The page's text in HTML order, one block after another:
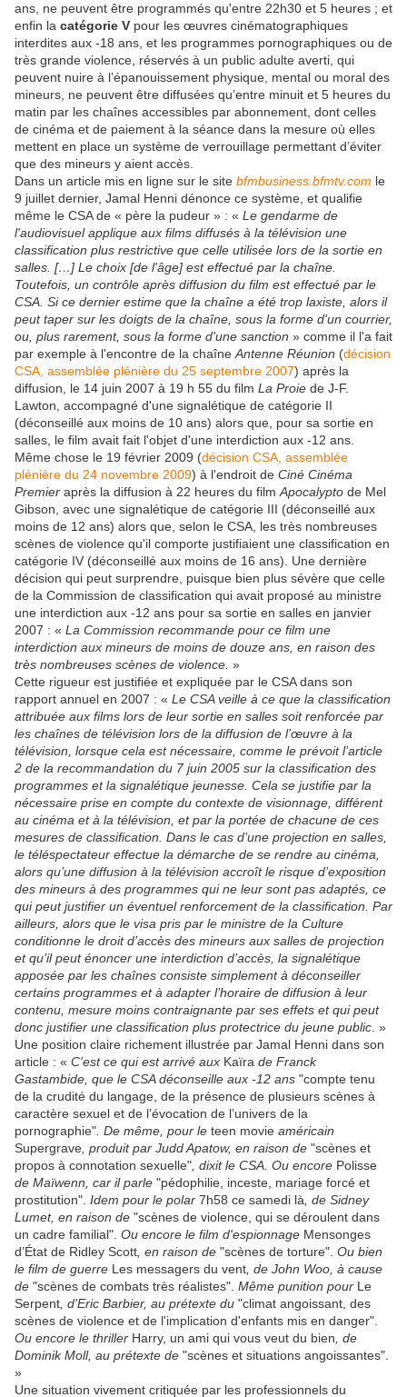
ans, ne peuvent être programmés qu'entre 22h30 et 5 heures ; et
enfin la catégorie V pour les œuvres cinématographiques
interdites aux -18 ans, et les programmes pornographiques ou de
très grande violence, réservés à un public adulte averti, qui
peuvent nuire à l’épanouissement physique, mental ou moral des
mineurs, ne peuvent être diffusées qu’entre minuit et 5 heures du
matin par les chaînes accessibles par abonnement, dont celles
de cinéma et de paiement à la séance dans la mesure où elles
mettent en place un système de verrouillage permettant d’éviter
que des mineurs y aient accès.
Dans un article mis en ligne sur le site bfmbusiness.bfmtv.com le
9 juillet dernier, Jamal Henni dénonce ce système, et qualifie
même le CSA de « père la pudeur » : « Le gendarme de
l'audiovisuel applique aux films diffusés à la télévision une
classification plus restrictive que celle utilisée lors de la sortie en
salles. […] Le choix [de l'âge] est effectué par la chaîne.
Toutefois, un contrôle après diffusion du film est effectué par le
CSA. Si ce dernier estime que la chaîne a été trop laxiste, alors il
peut taper sur les doigts de la chaîne, sous la forme d'un courrier,
ou, plus rarement, sous la forme d'une sanction » comme il l'a fait
par exemple à l'encontre de la chaîne Antenne Réunion (décision
CSA, assemblée plénière du 25 septembre 2007) après la
diffusion, le 14 juin 2007 à 19 h 55 du film La Proie de J-F.
Lawton, accompagné d'une signalétique de catégorie II
(déconseillé aux moins de 10 ans) alors que, pour sa sortie en
salles, le film avait fait l'objet d'une interdiction aux -12 ans.
Même chose le 19 février 2009 (décision CSA, assemblée
plénière du 24 novembre 2009) à l'endroit de Ciné Cinéma
Premier après la diffusion à 22 heures du film Apocalypto de Mel
Gibson, avec une signalétique de catégorie III (déconseillé aux
moins de 12 ans) alors que, selon le CSA, les très nombreuses
scènes de violence qu'il comporte justifiaient une classification en
catégorie IV (déconseillé aux moins de 16 ans). Une dernière
décision qui peut surprendre, puisque bien plus sévère que celle
de la Commission de classification qui avait proposé au ministre
une interdiction aux -12 ans pour sa sortie en salles en janvier
2007 : « La Commission recommande pour ce film une
interdiction aux mineurs de moins de douze ans, en raison des
très nombreuses scènes de violence. »
Cette rigueur est justifiée et expliquée par le CSA dans son
rapport annuel en 2007 : « Le CSA veille à ce que la classification
attribuée aux films lors de leur sortie en salles soit renforcée par
les chaînes de télévision lors de la diffusion de l’œuvre à la
télévision, lorsque cela est nécessaire, comme le prévoit l’article
2 de la recommandation du 7 juin 2005 sur la classification des
programmes et la signalétique jeunesse. Cela se justifie par la
nécessaire prise en compte du contexte de visionnage, différent
au cinéma et à la télévision, et par la portée de chacune de ces
mesures de classification. Dans le cas d’une projection en salles,
le téléspectateur effectue la démarche de se rendre au cinéma,
alors qu’une diffusion à la télévision accroît le risque d’exposition
des mineurs à des programmes qui ne leur sont pas adaptés, ce
qui peut justifier un éventuel renforcement de la classification. Par
ailleurs, alors que le visa pris par le ministre de la Culture
conditionne le droit d’accès des mineurs aux salles de projection
et qu’il peut énoncer une interdiction d’accès, la signalétique
apposée par les chaînes consiste simplement à déconseiller
certains programmes et à adapter l’horaire de diffusion à leur
contenu, mesure moins contraignante par ses effets et qui peut
donc justifier une classification plus protectrice du jeune public . »
Une position claire richement illustrée par Jamal Henni dans son
article : « C'est ce qui est arrivé aux Kaïra de Franck
Gastambide, que le CSA déconseille aux -12 ans "compte tenu
de la crudité du langage, de la présence de plusieurs scènes à
caractère sexuel et de l’évocation de l’univers de la
pornographie" . De même, pour le teen movie américain
Supergrave , produit par Judd Apatow, en raison de "scènes et
propos à connotation sexuelle" , dixit le CSA. Ou encore Polisse
de Maïwenn, car il parle "pédophilie, inceste, mariage forcé et
prostitution". Idem pour le polar 7h58 ce samedi là , de Sidney
Lumet, en raison de "scènes de violence, qui se déroulent dans
un cadre familial". Ou encore le film d'espionnage Mensonges
d’État de Ridley Scott , en raison de "scènes de torture". Ou bien
le film de guerre Les messagers du vent , de John Woo, à cause
de "scènes de combats très réalistes". Même punition pour Le
Serpent , d'Eric Barbier, au prétexte du "climat angoissant, des
scènes de violence et de l'implication d'enfants mis en danger".
Ou encore le thriller Harry, un ami qui vous veut du bien , de
Dominik Moll, au prétexte de "scènes et situations angoissantes".
»
Une situation vivement critiquée par les professionnels du